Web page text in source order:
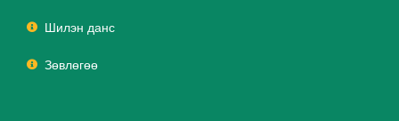
Шилэн данс
Зөвлөгөө